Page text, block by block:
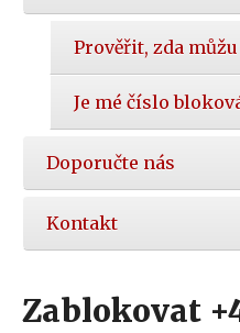
Prověřit, zda
Je mé číslo
Doporučte nás
Kontakt
Zablokovat